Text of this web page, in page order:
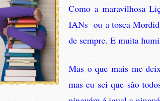
Como a maravilhosa
IANs ou a tosca
de sempre. E muita
Mas o que mais me
mas eu sei que são